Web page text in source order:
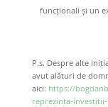
funcționali și un
P.s. Despre alte
avut alături de
aici: https://
reprezinta-